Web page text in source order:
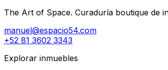
The Art of Space. Curaduría boutique de
manuel@espacio54.com
+52 81 3602 3343
Explorar inmuebles